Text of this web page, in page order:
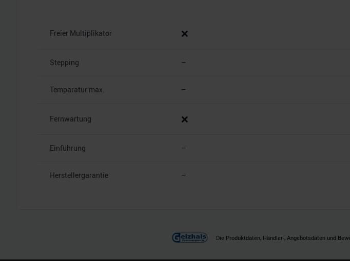
Freier Multiplikator ❌
Stepping –
Temparatur max. –
Fernwartung ❌
Einführung –
Herstellergarantie –
Die Produktdaten, Händler-, Angebotsdaten und